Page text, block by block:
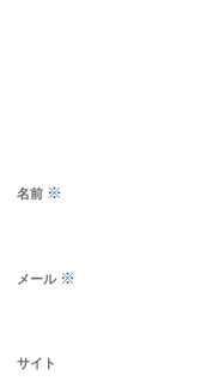
名前 ※
メール ※
サイト